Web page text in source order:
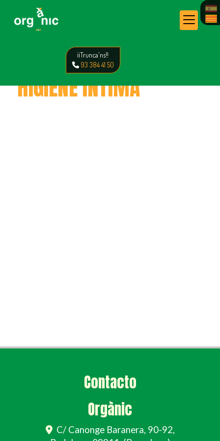
¡¡Trunca'ns!!
93 384 41 50
HIGIENE INTIMA
Contacto
Orgànic
C/ Canonge Baranera, 90-92,